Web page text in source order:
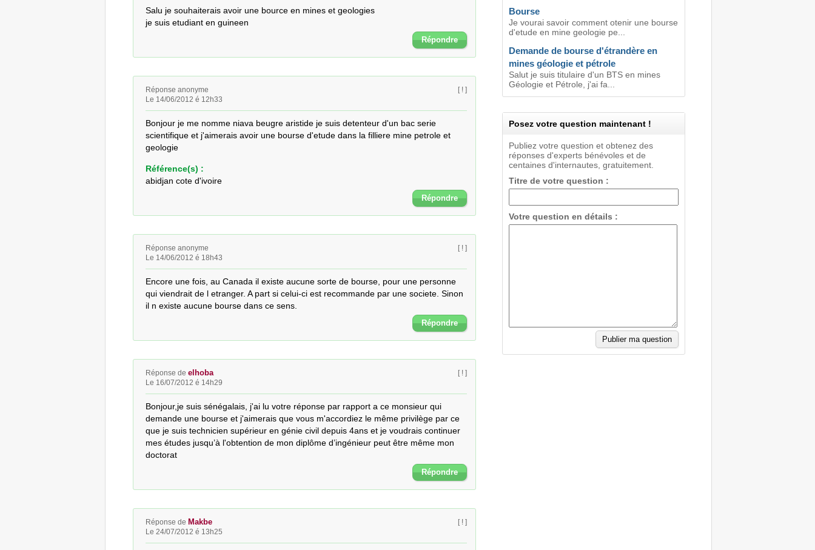
Salu je souhaiterais avoir une bource en mines et geologies
je suis etudiant en guineen
Répondre
Réponse anonyme
Le 14/06/2012 é 12h33
[ ! ]
Bonjour je me nomme niava beugre aristide je suis detenteur d'un bac serie
scientifique et j'aimerais avoir une bourse d'etude dans la filliere mine petrole et
geologie
Référence(s) :
abidjan cote d'ivoire
Répondre
Réponse anonyme
Le 14/06/2012 é 18h43
[ ! ]
Encore une fois, au Canada il existe aucune sorte de bourse, pour une personne
qui viendrait de l etranger. A part si celui-ci est recommande par une societe. Sinon
il n existe aucune bourse dans ce sens.
Répondre
Réponse de elhoba
Le 16/07/2012 é 14h29
[ ! ]
Bonjour,je suis sénégalais, j'ai lu votre réponse par rapport a ce monsieur qui
demande une bourse et j'aimerais que vous m'accordiez le même privilège par ce
que je suis technicien supérieur en génie civil depuis 4ans et je voudrais continuer
mes études jusqu’à l'obtention de mon diplôme d’ingénieur peut être même mon
doctorat
Répondre
Réponse de Makbe
Le 24/07/2012 é 13h25
[ ! ]
Bourse
Je vourai savoir comment otenir une bourse
d'etude en mine geologie pe...
Demande de bourse d'étrandère en
mines géologie et pétrole
Salut je suis titulaire d'un BTS en mines
Géologie et Pétrole, j'ai fa...
Posez votre question maintenant !
Publiez votre question et obtenez des
réponses d'experts bénévoles et de
centaines d'internautes, gratuitement.
Titre de votre question :
Votre question en détails :